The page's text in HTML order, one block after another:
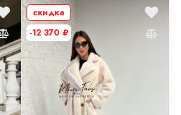
скидка
-12 370 ₽